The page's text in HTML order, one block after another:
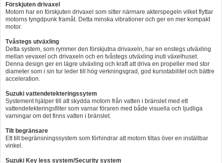
Förskjuten drivaxel
Motorn har en förskjuten drivaxel som sitter närmare akterspegeln vilket flyttar
motorns tyngdpunk framåt. Detta minska vibrationer och ger en mer kompakt
motor.
Tvåstegs utväxling
Detta system, som rymmer den förskjutna drivaxeln, har en enstegs utväxling
mellan vevaxel och drivaxeln och en tvåstegs utväxling inuti växelhuset.
Denna design ger en lägre utväxling och kraft att driva en propeller med stor
diameter som i sin tur leder till hög verkningsgrad, god kursstabilitet och bättre
acceleration.
Suzuki vattendetekteringssytem
Systement hjälper till att skydda motorn från vatten i bränslet med ett
vattendetekteringsfilter som varnar föraren med både visuella och ljudliga
varningar om det finns vatten i bränslet.
Tilt begränsare
Ett tilt begränsningssystem som förhindrar att motorn tiltas över en inställbar
vinkel.
Suzuki Key less system/Security system